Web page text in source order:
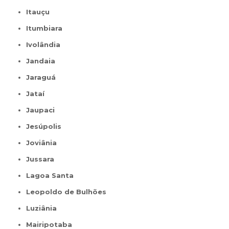
Itauçu
Itumbiara
Ivolândia
Jandaia
Jaraguá
Jataí
Jaupaci
Jesúpolis
Joviânia
Jussara
Lagoa Santa
Leopoldo de Bulhões
Luziânia
Mairipotaba